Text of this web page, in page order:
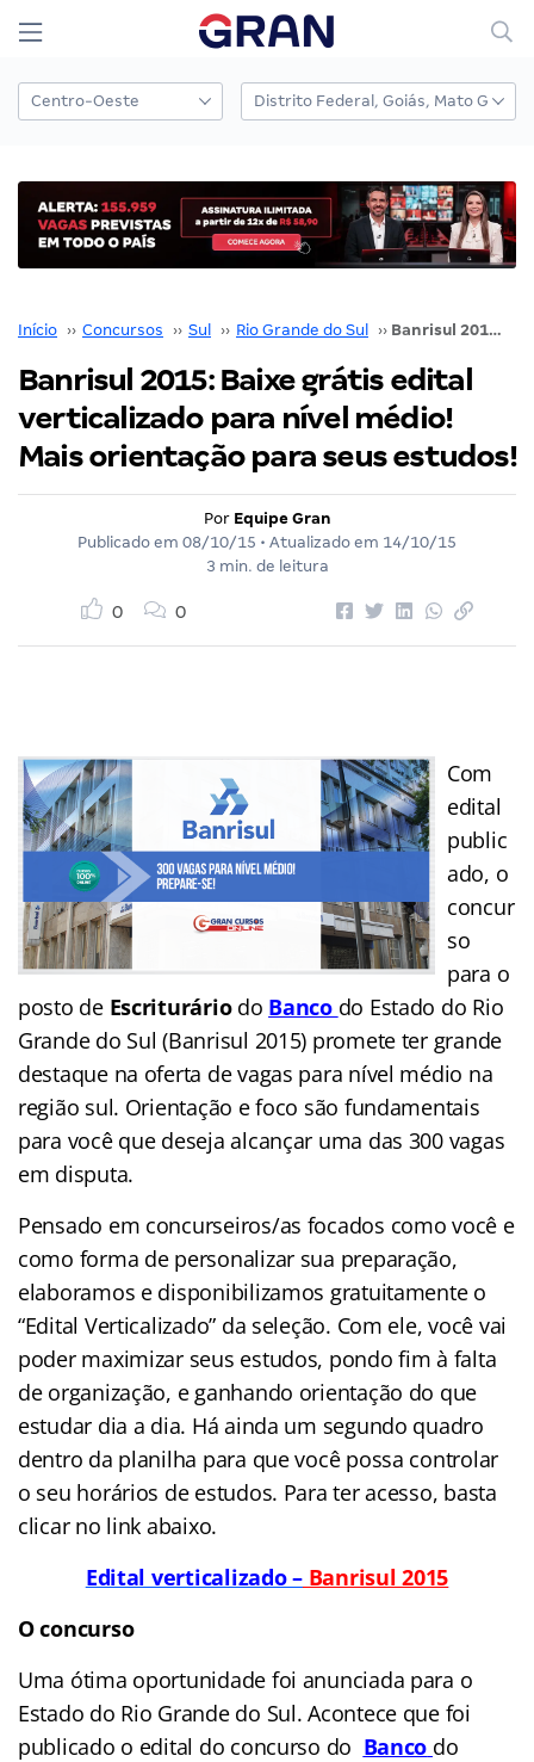
Início ›› Concursos ›› Sul ›› Rio Grande do Sul ›› Banrisul 2015: Baixe grátis edital verticalizado para nível médio! Mais orientação para seus estudos!
Banrisul 2015: Baixe grátis edital
verticalizado para nível médio!
Mais orientação para seus estudos!
Por Equipe Gran
Publicado em 08/10/15 • Atualizado em 14/10/15
3 min. de leitura
0 0
Com
edital
public
ado, o
concur
so
para o
posto de Escrituráriodo Banco do Estado do Rio
Grande do Sul (Banrisul 2015) promete ter grande
destaque na oferta de vagas para nível médio na
região sul. Orientação e foco são fundamentais
para você que deseja alcançar uma das 300 vagas
em disputa.
Pensado em concurseiros/as focados como você e
como forma de personalizar sua preparação,
elaboramos e disponibilizamos gratuitamente o
“Edital Verticalizado” da seleção. Com ele, você vai
poder maximizar seus estudos, pondo fim à falta
de organização, e ganhando orientação do que
estudar dia a dia. Há ainda um segundo quadro
dentro da planilha para que você possa controlar
o seu horários de estudos. Para ter acesso, basta
clicar no link abaixo.
Edital verticalizado –Banrisul 2015
O concurso
Uma ótima oportunidade foi anunciada para o
Estado do Rio Grande do Sul. Acontece que foi
publicado o edital do concurso do Banco do